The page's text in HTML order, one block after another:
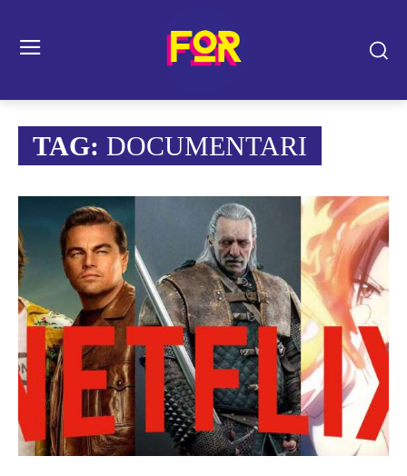
TAG: DOCUMENTARI